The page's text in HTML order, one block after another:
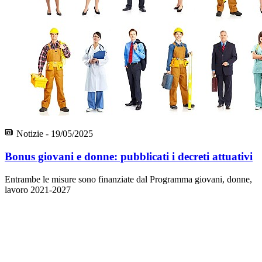
Notizie - 19/05/2025
Bonus giovani e donne: pubblicati i decreti attuativi
Entrambe le misure sono finanziate dal Programma giovani, donne,
lavoro 2021-2027